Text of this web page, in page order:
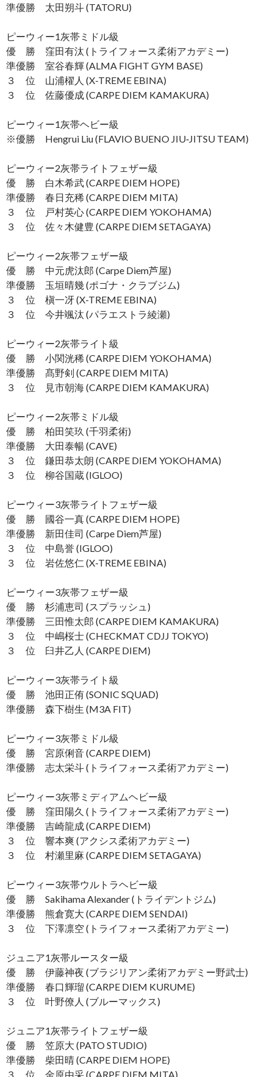
準優勝 太田朔斗 (TATORU)
ピーウィー1灰帯ミドル級
優 勝 窪田有汰 (トライフォース柔術アカデミー)
準優勝 室谷春輝 (ALMA FIGHT GYM BASE)
３ 位 山浦櫂人 (X-TREME EBINA)
３ 位 佐藤優成 (CARPE DIEM KAMAKURA)
ピーウィー1灰帯ヘビー級
※優勝 Hengrui Liu (FLAVIO BUENO JIU‐JITSU TEAM)
ピーウィー2灰帯ライトフェザー級
優 勝 白木希武 (CARPE DIEM HOPE)
準優勝 春日充稀 (CARPE DIEM MITA)
３ 位 戸村英心 (CARPE DIEM YOKOHAMA)
３ 位 佐々木健豊 (CARPE DIEM SETAGAYA)
ピーウィー2灰帯フェザー級
優 勝 中元虎汰郎 (Carpe Diem芦屋)
準優勝 玉垣晴幾 (ポゴナ・クラブジム)
３ 位 槇一冴 (X-TREME EBINA)
３ 位 今井颯汰 (パラエストラ綾瀬)
ピーウィー2灰帯ライト級
優 勝 小関洸稀 (CARPE DIEM YOKOHAMA)
準優勝 髙野剣 (CARPE DIEM MITA)
３ 位 見市朝海 (CARPE DIEM KAMAKURA)
ピーウィー2灰帯ミドル級
優 勝 柏田笑玖 (千羽柔術)
準優勝 大田泰暢 (CAVE)
３ 位 鎌田恭太朗 (CARPE DIEM YOKOHAMA)
３ 位 柳谷国蔵 (IGLOO)
ピーウィー3灰帯ライトフェザー級
優 勝 國谷一真 (CARPE DIEM HOPE)
準優勝 新田佳司 (Carpe Diem芦屋)
３ 位 中島誉 (IGLOO)
３ 位 岩佐悠仁 (X-TREME EBINA)
ピーウィー3灰帯フェザー級
優 勝 杉浦恵司 (スプラッシュ)
準優勝 三田惟太郎 (CARPE DIEM KAMAKURA)
３ 位 中嶋桜士 (CHECKMAT CDJJ TOKYO)
３ 位 臼井乙人 (CARPE DIEM)
ピーウィー3灰帯ライト級
優 勝 池田正侑 (SONIC SQUAD)
準優勝 森下樹生 (M3A FIT)
ピーウィー3灰帯ミドル級
優 勝 宮原俐音 (CARPE DIEM)
準優勝 志太栄斗 (トライフォース柔術アカデミー)
ピーウィー3灰帯ミディアムヘビー級
優 勝 窪田陽久 (トライフォース柔術アカデミー)
準優勝 吉崎龍成 (CARPE DIEM)
３ 位 響本爽 (アクシス柔術アカデミー)
３ 位 村瀬里麻 (CARPE DIEM SETAGAYA)
ピーウィー3灰帯ウルトラヘビー級
優 勝 Sakihama Alexander (トライデントジム)
準優勝 熊倉寛大 (CARPE DIEM SENDAI)
３ 位 下澤凛空 (トライフォース柔術アカデミー)
ジュニア1灰帯ルースター級
優 勝 伊藤神夜 (ブラジリアン柔術アカデミー野武士)
準優勝 春口輝瑠 (CARPE DIEM KURUME)
３ 位 叶野僚人 (ブルーマックス)
ジュニア1灰帯ライトフェザー級
優 勝 笠原大 (PATO STUDIO)
準優勝 柴田晴 (CARPE DIEM HOPE)
３ 位 金原由采 (CARPE DIEM MITA)